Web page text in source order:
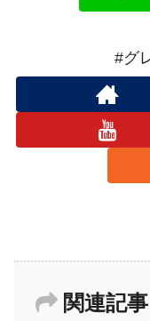
#グ
関連記事